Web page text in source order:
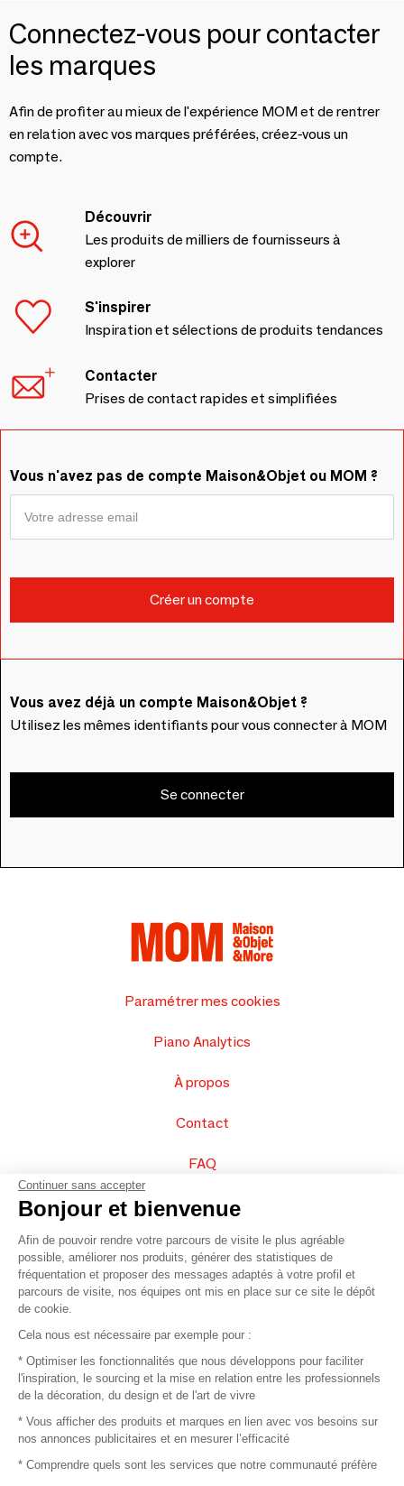
Connectez-vous pour contacter
les marques
Afin de profiter au mieux de l'expérience MOM et de rentrer
en relation avec vos marques préférées, créez-vous un
compte.
Découvrir
Les produits de milliers de fournisseurs à
explorer
S'inspirer
Inspiration et sélections de produits tendances
Contacter
Prises de contact rapides et simplifiées
Vous n'avez pas de compte Maison&Objet ou MOM ?
Vous avez déjà un compte Maison&Objet ?
Utilisez les mêmes identifiants pour vous connecter à MOM
Se connecter
Paramétrer mes cookies
Piano Analytics
À propos
Contact
FAQ
Vendez vos produits
Plan du site
© 2016 –Organisation SAFI
Recrutement
Continuer sans accepter
Bonjour et bienvenue
Afin de pouvoir rendre votre parcours de visite le plus agréable
possible, améliorer nos produits, générer des statistiques de
fréquentation et proposer des messages adaptés à votre profil et
parcours de visite, nos équipes ont mis en place sur ce site le dépôt
de cookie.
Cela nous est nécessaire par exemple pour :
* Optimiser les fonctionnalités que nous développons pour faciliter
l'inspiration, le sourcing et la mise en relation entre les professionnels
de la décoration, du design et de l'art de vivre
* Vous afficher des produits et marques en lien avec vos besoins sur
nos annonces publicitaires et en mesurer l’efficacité
* Comprendre quels sont les services que notre communauté préfère